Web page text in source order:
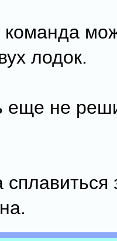
команда
лодок.
еще не